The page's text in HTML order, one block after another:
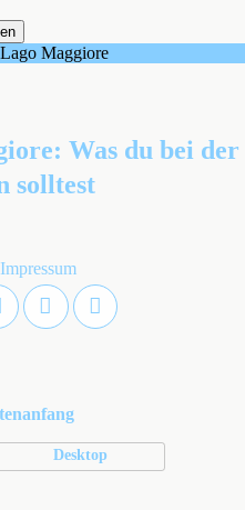
Maggiore
Was du bei der
solltest
Impressum
Desktop